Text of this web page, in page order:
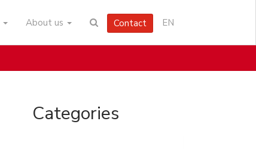
About us Contact EN
Categories